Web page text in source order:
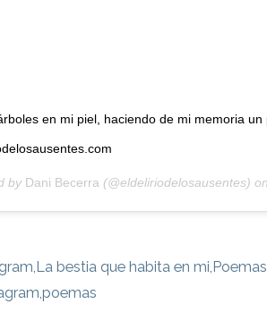
en mi piel, haciendo de mi memoria un
by Dani Becerra (@eldeliriodelosausentes) on
,La bestia que habita en mi,Poemas
,poemas